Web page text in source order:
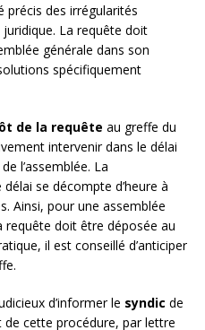
précis des irrégularités
La requête doit
générale dans son
spécifiquement
de la requête au greffe du
intervenir dans le délai
l’assemblée. La
se décompte d’heure à
Ainsi, pour une assemblée
requête doit être déposée au
il est conseillé d’anticiper
d’informer le syndic de
de cette procédure, par lettre